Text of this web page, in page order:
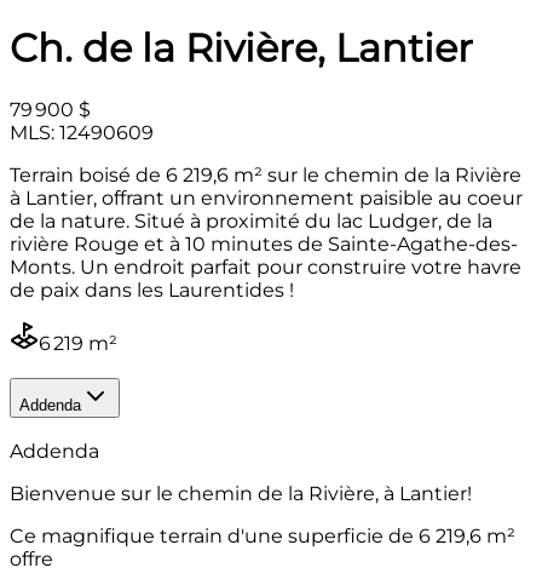
Ch. de la Rivière, Lantier
79 900 $
MLS: 12490609
Terrain boisé de 6 219,6 m² sur le chemin de la Rivière
à Lantier, offrant un environnement paisible au coeur
de la nature. Situé à proximité du lac Ludger, de la
rivière Rouge et à 10 minutes de Sainte-Agathe-des-
Monts. Un endroit parfait pour construire votre havre
de paix dans les Laurentides !
6 219 m²
Addenda
Addenda
Bienvenue sur le chemin de la Rivière, à Lantier!
Ce magnifique terrain d'une superficie de 6 219,6 m²
offre